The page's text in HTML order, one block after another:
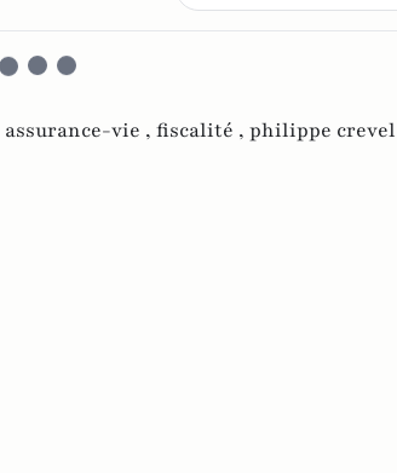
assurance-vie , fiscalité , philippe crevel